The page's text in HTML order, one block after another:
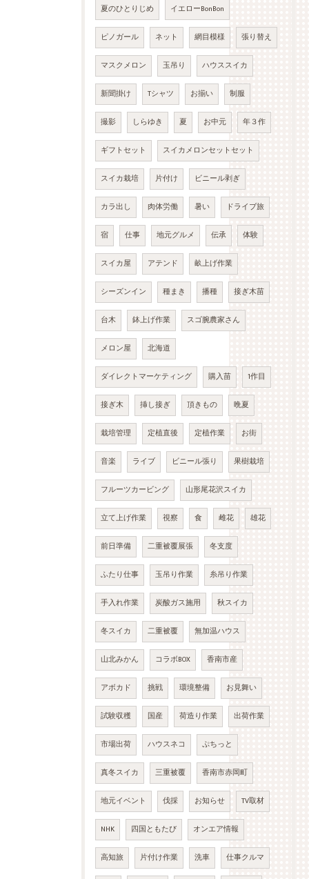
夏のひとりじめ イエローBonBon
ピノガール ネット 網目模様 張り替え
マスクメロン 玉吊り ハウススイカ
新聞掛け Tシャツ お揃い 制服
撮影 しらゆき 夏 お中元 年３作
ギフトセット スイカメロンセットセット
スイカ栽培 片付け ビニール剥ぎ
カラ出し 肉体労働 暑い ドライブ旅
宿 仕事 地元グルメ 伝承 体験
スイカ屋 アテンド 畝上げ作業
シーズンイン 種まき 播種 接ぎ木苗
台木 鉢上げ作業 スゴ腕農家さん
メロン屋 北海道
ダイレクトマーケティング 購入苗 1作目
接ぎ木 挿し接ぎ 頂きもの 晩夏
栽培管理 定植直後 定植作業 お街
音楽 ライブ ビニール張り 果樹栽培
フルーツカービング 山形尾花沢スイカ
立て上げ作業 視察 食 雌花 雄花
前日準備 二重被覆展張 冬支度
ふたり仕事 玉吊り作業 糸吊り作業
手入れ作業 炭酸ガス施用 秋スイカ
冬スイカ 二重被覆 無加温ハウス
山北みかん コラボBOX 香南市産
アボカド 挑戦 環境整備 お見舞い
試験収穫 国産 荷造り作業 出荷作業
市場出荷 ハウスネコ ぷちっと
真冬スイカ 三重被覆 香南市赤岡町
地元イベント 伐採 お知らせ TV取材
NHK 四国ともたび オンエア情報
高知旅 片付け作業 洗車 仕事クルマ